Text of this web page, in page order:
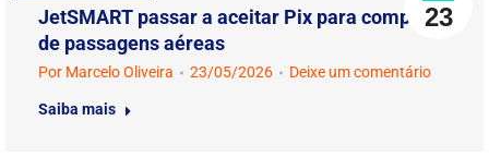
23
JetSMART passar a aceitar Pix para compra
de passagens aéreas
Por Marcelo Oliveira 23/05/2026 Deixe um comentário
Saiba mais